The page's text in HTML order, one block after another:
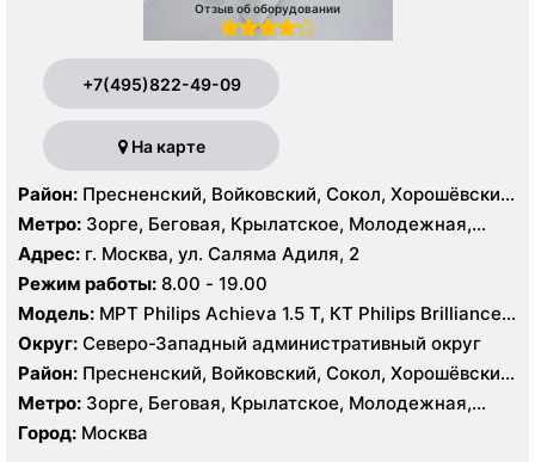
Отзыв об оборудовании
+7(495)822-49-09
На карте
Район: Пресненский, Войковский, Сокол, Хорошёвский,
Крылатское, Кунцево, Филёвский Парк, Северное
Тушино, Строгино, Хорошёво-Мнёвники, Щукино,
Южное Тушино
Метро: Зорге, Беговая, Крылатское, Молодежная,
Октябрьское поле, Панфиловская, Полежаевская,
Хорошево, Хорошевская, ЦСКА, Щукинская, Мнёвники,
Народное Ополчение
Адрес: г. Москва, ул. Саляма Адиля, 2
Режим работы: 8.00 - 19.00
Модель: МРТ Philips Achieva 1.5 T, КТ Philips Brilliance
64 среза, УЗИ GE Voluson E8, ESAOTE MYLAB TWICE
Округ: Северо-Западный административный округ
Район: Пресненский, Войковский, Сокол, Хорошёвский,
Крылатское, Кунцево, Филёвский Парк, Северное
Тушино, Строгино, Хорошёво-Мнёвники, Щукино,
Южное Тушино
Метро: Зорге, Беговая, Крылатское, Молодежная,
Октябрьское поле, Панфиловская, Полежаевская,
Хорошево, Хорошевская, ЦСКА, Щукинская, Мнёвники,
Город: Москва